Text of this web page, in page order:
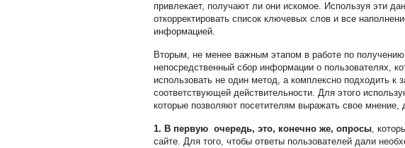
привлекает, получают ли они искомое. Используя эти
откорректировать список ключевых слов и все
информацией.
Вторым, не менее важным этапом в работе по
непосредственный сбор информации о пользователях,
использовать не один метод, а комплексно подходить
соответствующей действительности. Для этого
которые позволяют посетителям выражать свое
1. В первую очередь, это, конечно же, опросы,
сайте. Для того, чтобы ответы пользователей дали